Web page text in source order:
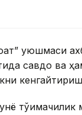
уюшмаси
савдо ва